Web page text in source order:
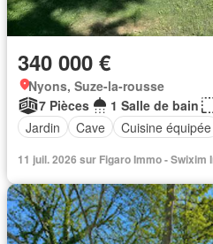
340 000 €
Nyons, Suze-la-rousse
7 Pièces
1 Salle de bain
Jardin
Cave Cuisine équipée
11 juil. 2026 sur Figaro Immo -